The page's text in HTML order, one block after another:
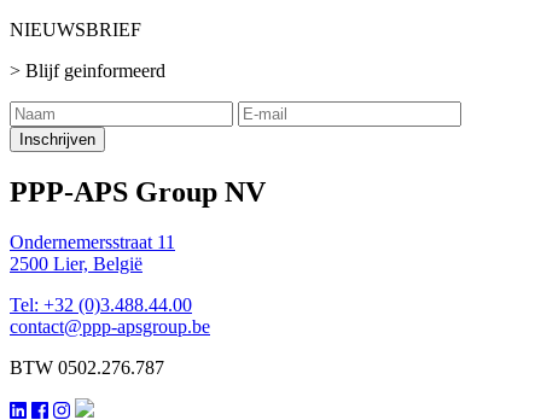
NIEUWSBRIEF
> Blijf geinformeerd
Inschrijven
PPP-APS Group NV
Ondernemersstraat 11
2500 Lier, België
Tel: +32 (0)3.488.44.00
contact@ppp-apsgroup.be
BTW 0502.276.787